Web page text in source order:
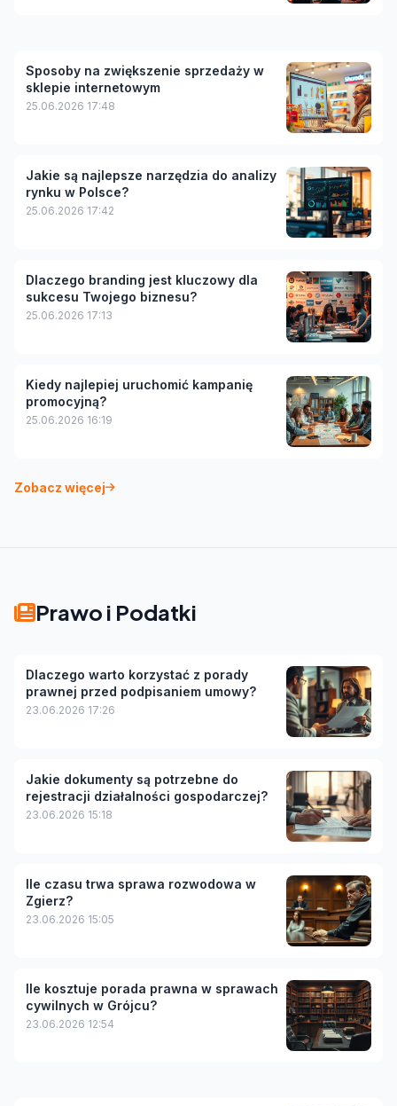
Sposoby na zwiększenie sprzedaży w
sklepie internetowym
25.06.2026 17:48
Jakie są najlepsze narzędzia do analizy
rynku w Polsce?
25.06.2026 17:42
Dlaczego branding jest kluczowy dla
sukcesu Twojego biznesu?
25.06.2026 17:13
Kiedy najlepiej uruchomić kampanię
promocyjną?
25.06.2026 16:19
Zobacz więcej
Prawo i Podatki
Dlaczego warto korzystać z porady
prawnej przed podpisaniem umowy?
23.06.2026 17:26
Jakie dokumenty są potrzebne do
rejestracji działalności gospodarczej?
23.06.2026 15:18
Ile czasu trwa sprawa rozwodowa w
Zgierz?
23.06.2026 15:05
Ile kosztuje porada prawna w sprawach
cywilnych w Grójcu?
23.06.2026 12:54